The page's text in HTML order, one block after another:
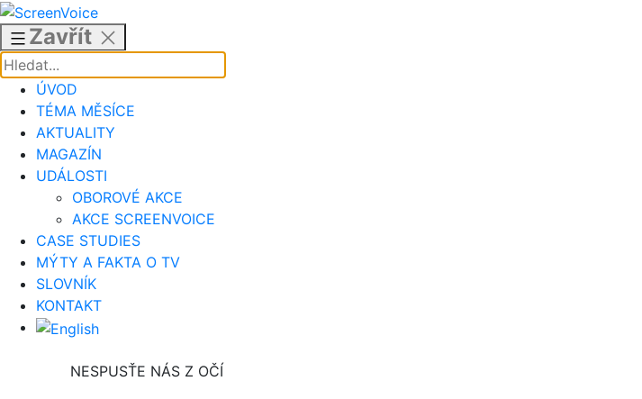
Přejít
obsahu
Zavřít
ÚVOD
TÉMA MĚSÍCE
AKTUALITY
MAGAZÍN
UDÁLOSTI
OBOROVÉ AKCE
AKCE SCREENVOICE
CASE STUDIES
MÝTY A FAKTA O TV
SLOVNÍK
KONTAKT
NESPUSŤE NÁS Z OČÍ